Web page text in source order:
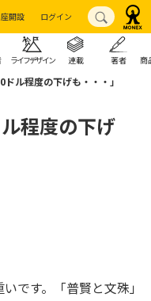
開設 ログイン
ライフデザイン 連載 著者 商
ル程度の下げも・・・」
程度の下げ
です。「普賢と文殊」